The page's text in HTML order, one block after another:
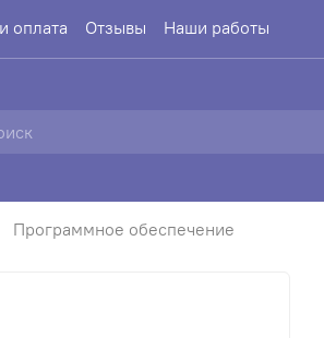
оплата Отзывы Наши работы
Программное обеспечение